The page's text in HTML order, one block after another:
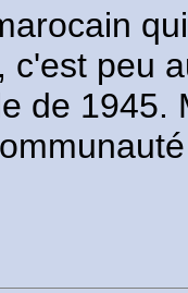
c'est peu
de 1945.